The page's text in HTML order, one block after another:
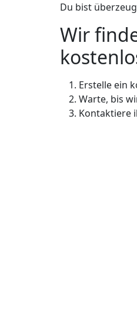
Du bist
Wir
Erstelle ein
Warte, bis
Kontaktiere